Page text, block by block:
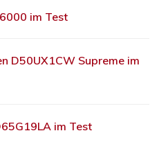
im Test
D50UX1CW Supreme im
im Test